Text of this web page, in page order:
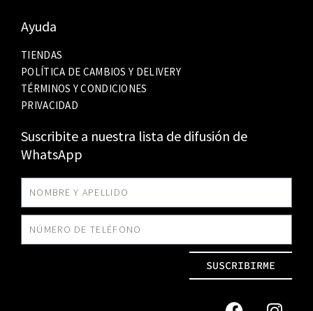
Ayuda
TIENDAS
POLÍTICA DE CAMBIOS Y DELIVERY
TÉRMINOS Y CONDICIONES
PRIVACIDAD
Suscribite a nuestra lista de difusión de
WhatsApp
SUSCRIBIRME